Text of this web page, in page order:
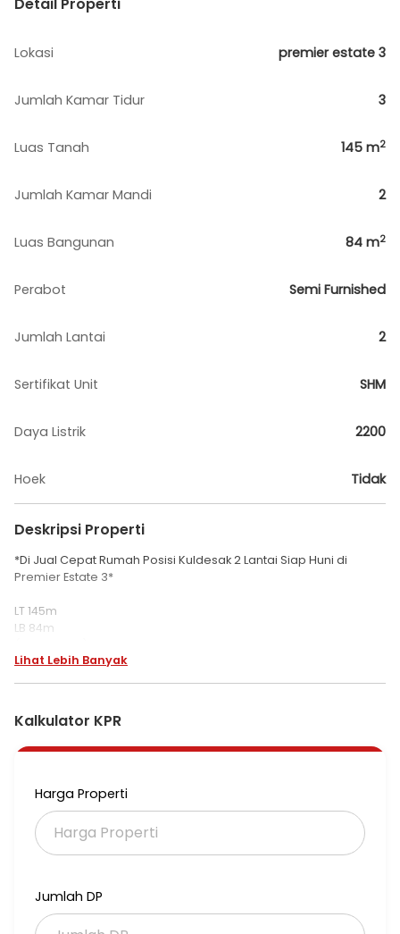
Lokasi premier estate 3
Jumlah Kamar Tidur 3
Luas Tanah 145 m2
Jumlah Kamar Mandi 2
Luas Bangunan 84 m2
Perabot Semi Furnished
Jumlah Lantai 2
Sertifikat Unit SHM
Daya Listrik 2200
Hoek Tidak
Deskripsi Properti
*Di Jual Cepat Rumah Posisi Kuldesak 2 Lantai Siap Huni di
Premier Estate 3*
LT 145m
LB 84m
SHM
Listrik 2200
Air Pam
Hadap utara
Selling Point :
100m ke Sport Club, Row jalan depan 8m.
Lihat Lebih Banyak
Kalkulator KPR
Harga Properti
Jumlah DP